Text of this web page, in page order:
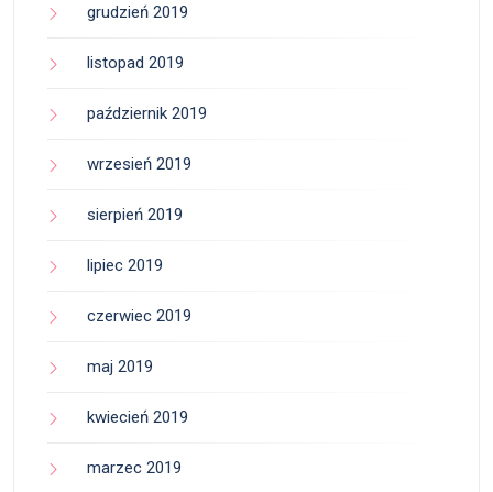
grudzień 2019
listopad 2019
październik 2019
wrzesień 2019
sierpień 2019
lipiec 2019
czerwiec 2019
maj 2019
kwiecień 2019
marzec 2019